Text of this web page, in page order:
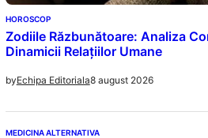
HOROSCOP
Zodiile Răzbunătoare: Analiza
Dinamicii Relațiilor Umane
byEchipa Editoriala8 august 2026
MEDICINA ALTERNATIVA